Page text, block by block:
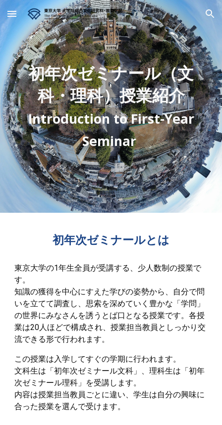
Skip to main content Skip to navigation
初年次ゼミナール（文
科・理科）授業紹介
Introduction to First-Year
Seminar
初年次ゼミナールとは
東京大学の1年生全員が受講する、少人数制の授業で
す。
知識の獲得を中心にすえた学びの姿勢から、自分で問
いを立てて調査し、思索を深めていく豊かな「学問」
の世界にみなさんを誘うとば口となる授業です。各授
業は20人ほどで構成され、授業担当教員としっかり交
流できる形で行われます。
この授業は入学してすぐの学期に行われます。
文科生は「初年次ゼミナール文科」、理科生は「初年
次ゼミナール理科」を受講します。
内容は授業担当教員ごとに違い、学生は自分の興味に
合った授業を選んで受けます。